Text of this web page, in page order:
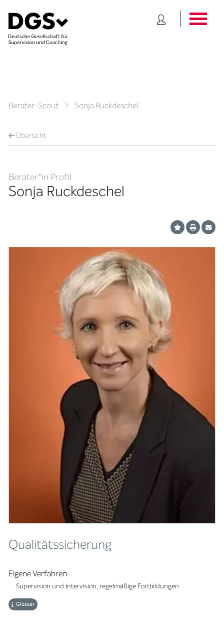
Berater-Scout Sonja Ruckdeschel
Übersicht
Berater*in Profil
Sonja Ruckdeschel
Qualitätssicherung
Eigene Verfahren:
Supervision und Intervision, regelmäßige Fortbildungen
Glossar